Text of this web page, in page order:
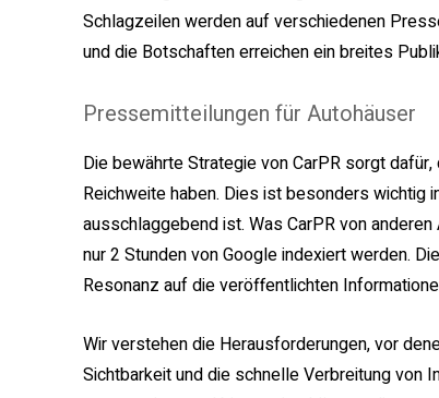
Schlagzeilen werden auf verschiedenen
und die Botschaften erreichen ein breites
Pressemitteilungen für Autohäuser
Die bewährte Strategie von CarPR sorgt
Reichweite haben. Dies ist besonders wichtig
ausschlaggebend ist. Was CarPR von
nur 2 Stunden von Google indexiert werden.
Resonanz auf die veröffentlichten
Wir verstehen die Herausforderungen, vor
Sichtbarkeit und die schnelle Verbreitung von